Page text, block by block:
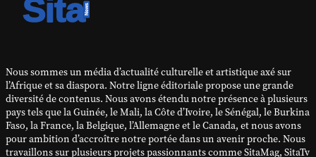
Nous sommes un média d’actualité culturelle et artistique axé sur
l’Afrique et sa diaspora. Notre ligne éditoriale propose une grande
diversité de contenus. Nous avons étendu notre présence à plusieurs
pays tels que la Guinée, le Mali, la Côte d’Ivoire, le Sénégal, le Burkina
Faso, la France, la Belgique, l’Allemagne et le Canada, et nous avons
pour ambition d’accroître notre portée dans un avenir proche. Nous
travaillons sur plusieurs projets passionnants comme SitaMag, SitaTv